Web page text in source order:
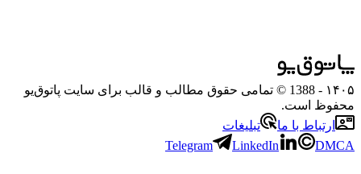
۱۴۰۵
- 1388 © تمامی حقوق مطالب و قالب برای سایت پاتوق‌یو
محفوظ است.
ارتباط با ما
تبلیغات
Telegram
LinkedIn DMCA